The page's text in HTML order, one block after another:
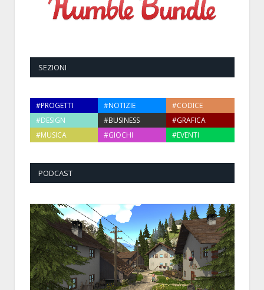
SEZIONI
#PROGETTI #NOTIZIE
#CODICE
#DESIGN
#BUSINESS
#GRAFICA
#MUSICA
#GIOCHI #EVENTI
PODCAST